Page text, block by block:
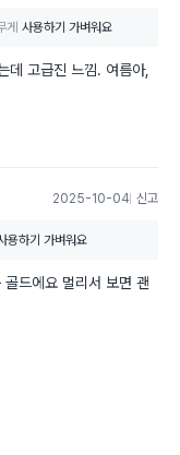
게 사용하기 가벼워요
데 고급진 느낌. 여름아,
2025-10-04 신고
용하기 가벼워요
드에요 멀리서 보면 괜